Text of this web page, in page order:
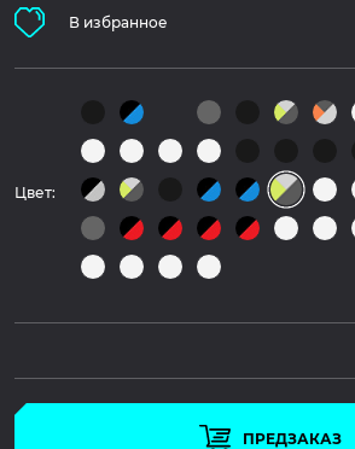
В избранное
Цвет:
ПРЕДЗАКАЗ